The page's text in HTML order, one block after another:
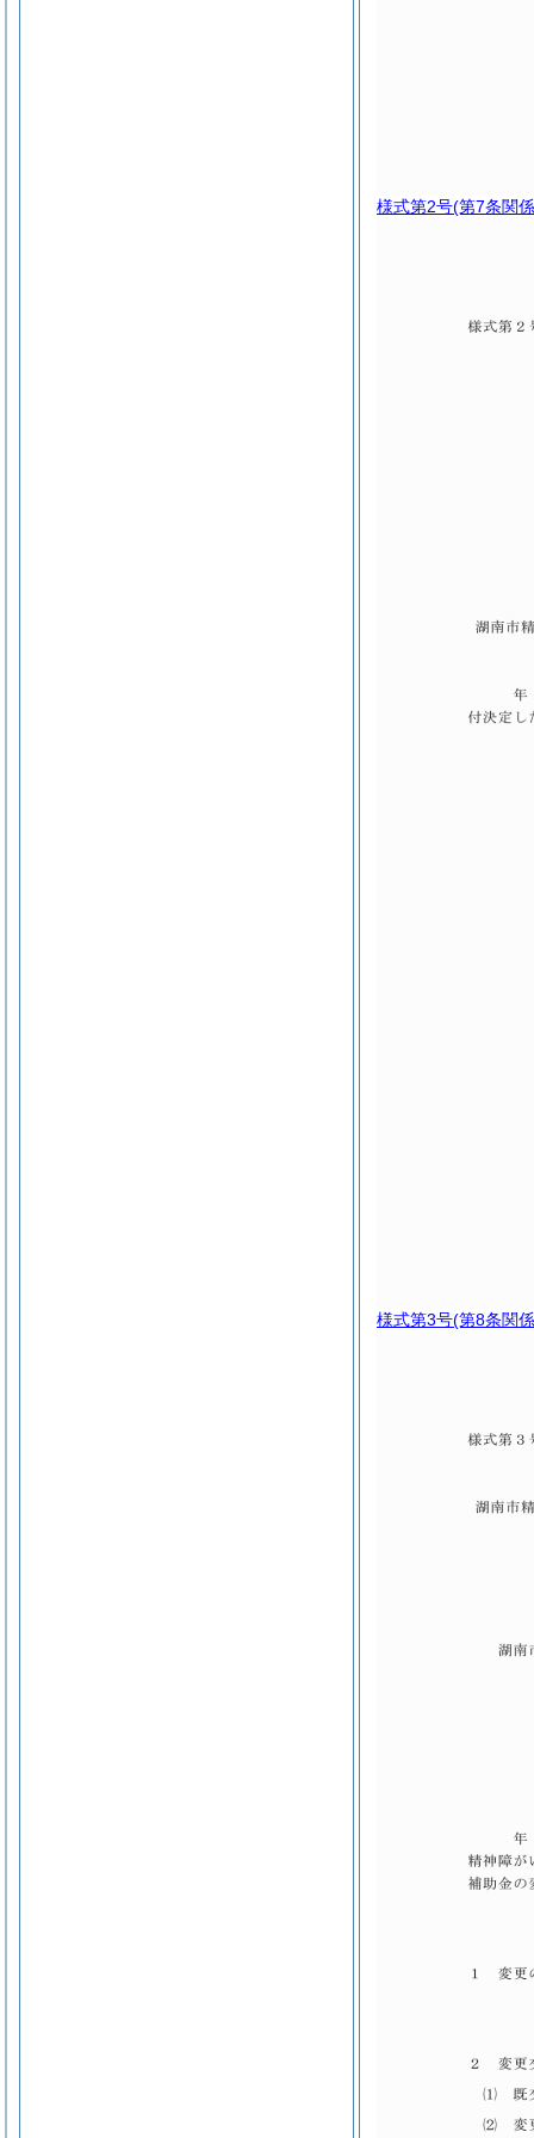
様式第2号(第7条関
様式第3号(第8条関